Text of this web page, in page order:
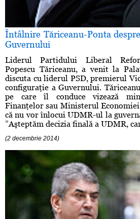
Întâlnire Tăriceanu-Ponta
Guvernului
Liderul Partidului Liberal
Popescu Tăriceanu, a venit la
discuta cu liderul PSD, premierul
configuraţie a Guvernului.
pe care îl conduce vizează
Finanţelor sau Ministerul
că nu vor înlocui UDMR-ul la
”Aşteptăm decizia finală a UDMR,
(2 decembrie 2014)